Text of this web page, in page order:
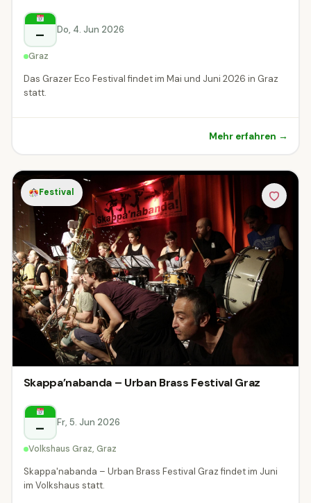
– Do, 4. Jun 2026
Graz
Das Grazer Eco Festival findet im Mai und Juni 2026 in Graz
statt.
Mehr erfahren →
Festival
Skappa’nabanda – Urban Brass Festival Graz
– Fr, 5. Jun 2026
Volkshaus Graz, Graz
Skappa'nabanda – Urban Brass Festival Graz findet im Juni
im Volkshaus statt.